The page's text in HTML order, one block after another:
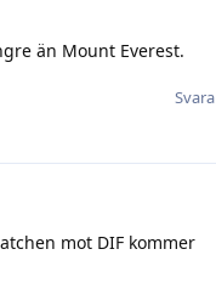
än Mount Everest.
Svara
mot DIF kommer